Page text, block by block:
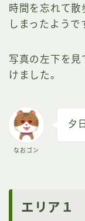
時間を忘れて散
しまったようで
写真の左下を見
けました。
なおゴン
夕
エリア１